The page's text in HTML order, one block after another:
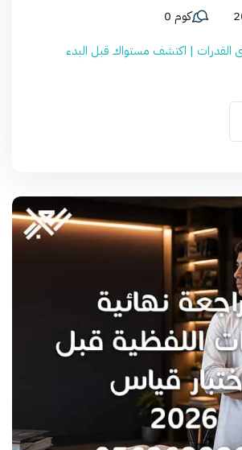
كوم 0
القدرات | اكتشف مستواك قبل البدء